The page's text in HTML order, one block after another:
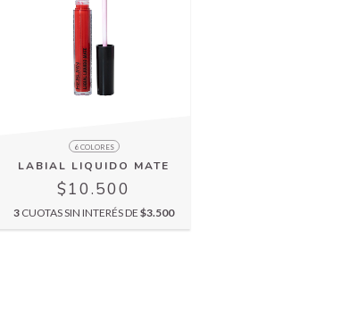
6 COLORES
LABIAL LIQUIDO MATE
$10.500
3 CUOTAS SIN INTERÉS DE$3.500